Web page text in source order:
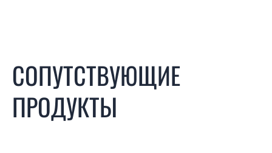
СОПУТСТВУЮЩИЕ
ПРОДУКТЫ